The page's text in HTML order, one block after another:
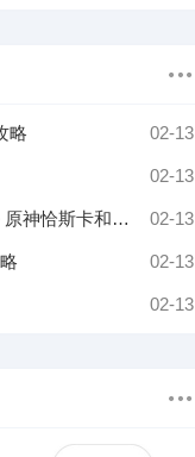
略 02-13
02-13
原神恰斯卡和夜兰大世界跑图选哪个好 原神恰斯卡和夜兰大世界跑图选择推荐 02-13
02-13
02-13